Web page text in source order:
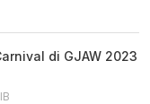
di GJAW 2023